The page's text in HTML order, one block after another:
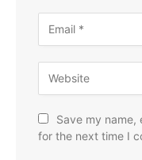
Save my name,
for the next time I